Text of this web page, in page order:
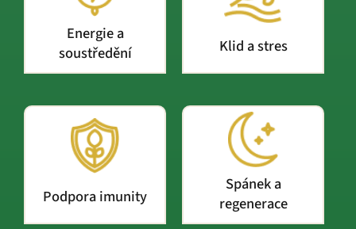
Energie a
soustředění
Klid a stres
Podpora imunity
Spánek a
regenerace